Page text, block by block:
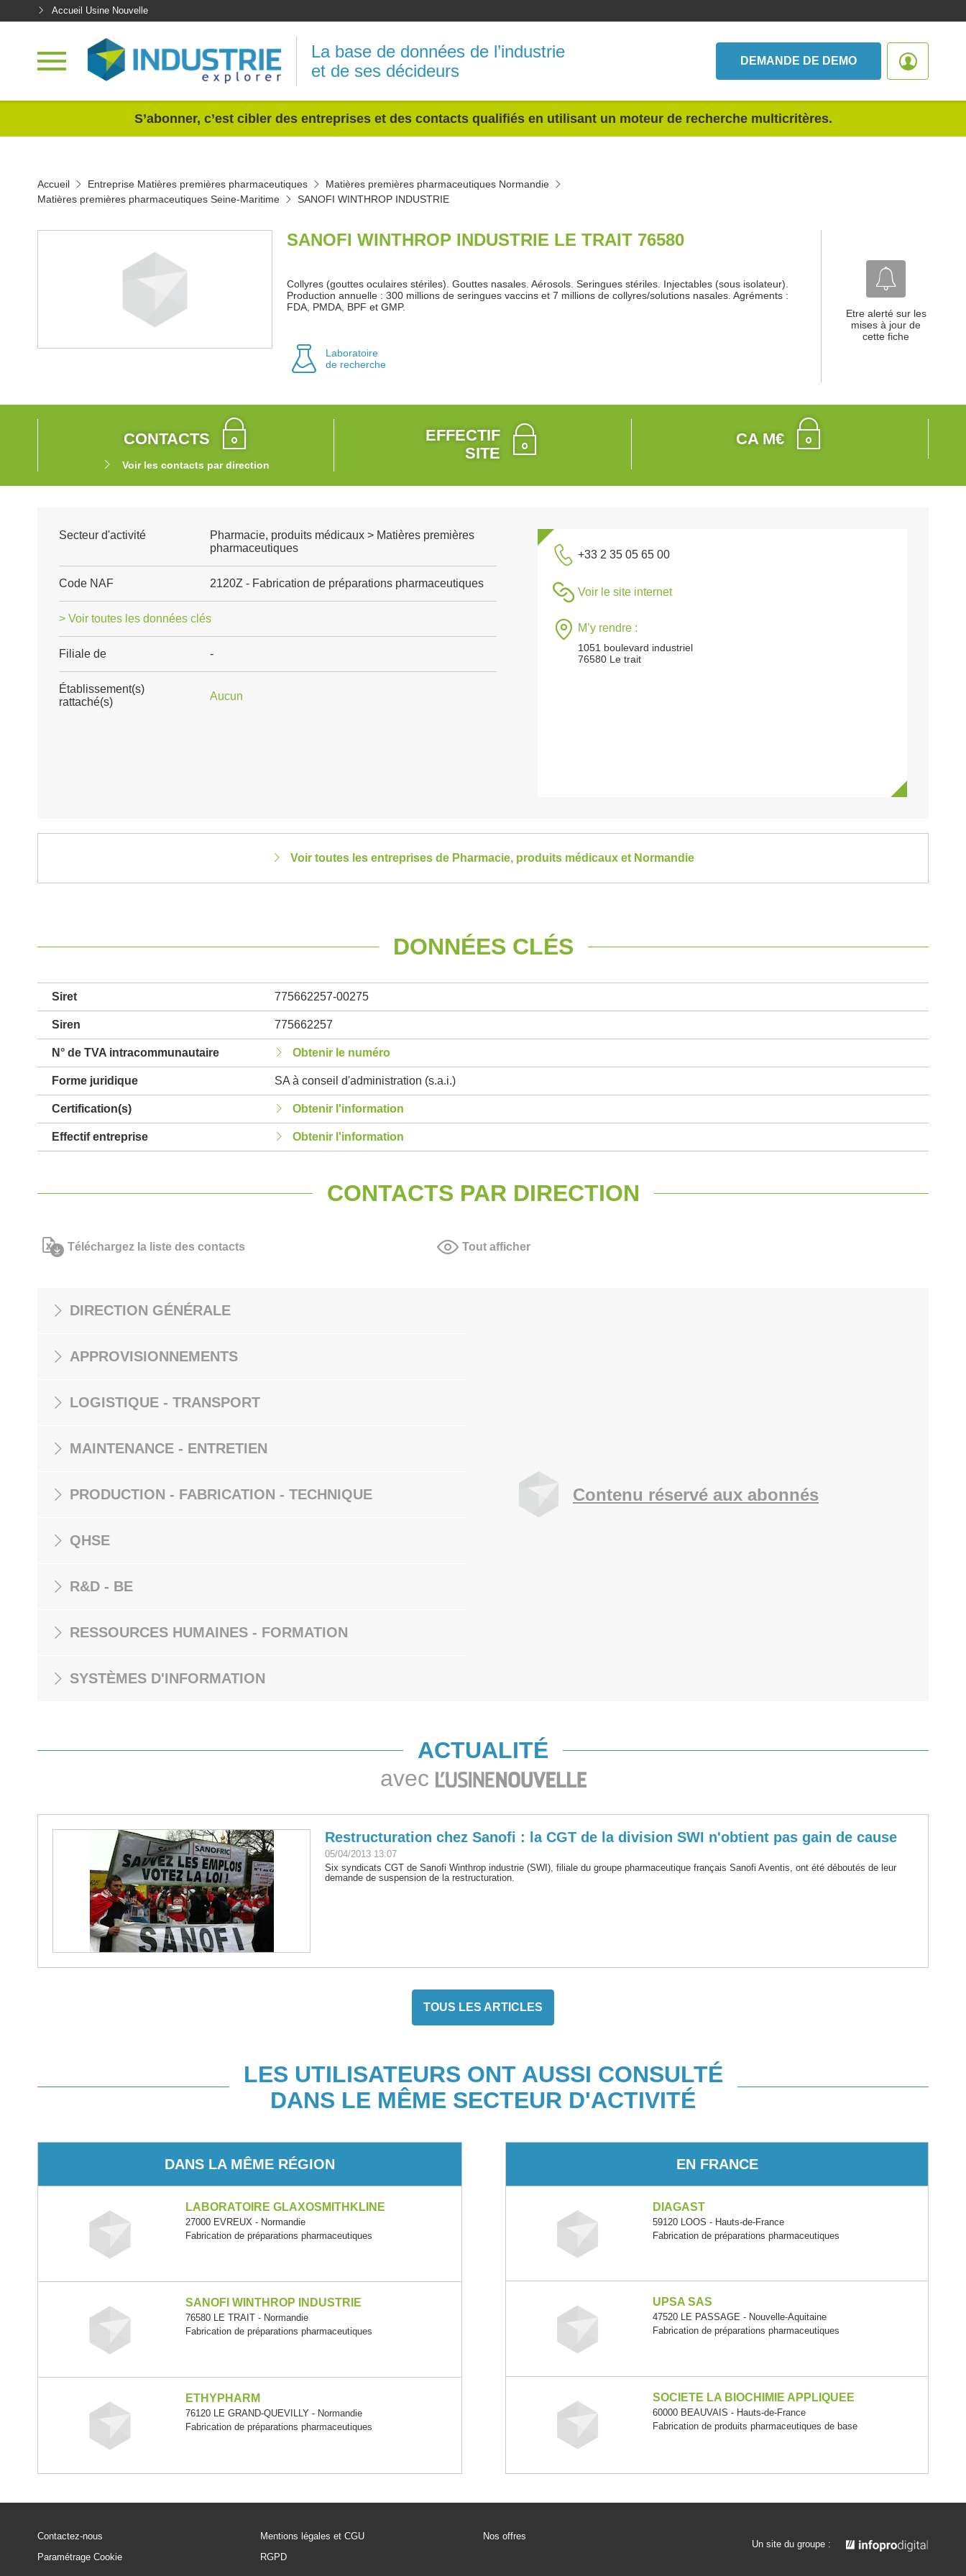
Accueil Usine Nouvelle
La base de données de l’industrie
et de ses décideurs
DEMANDE DE DEMO
S’abonner, c’est cibler des entreprises et des contacts qualifiés en utilisant un moteur de recherche multicritères.
Accueil Entreprise Matières premières pharmaceutiques
Matières premières pharmaceutiques Normandie
Matières premières pharmaceutiques Seine-Maritime
SANOFI WINTHROP INDUSTRIE
SANOFI WINTHROP INDUSTRIE LE TRAIT 76580
Collyres (gouttes oculaires stériles). Gouttes nasales. Aérosols. Seringues stériles. Injectables (sous isolateur).
Production annuelle : 300 millions de seringues vaccins et 7 millions de collyres/solutions nasales. Agréments :
FDA, PMDA, BPF et GMP.
Laboratoire
de recherche
Etre alerté sur les
mises à jour de
cette fiche
CONTACTS
Voir les contacts par direction
EFFECTIF
SITE
CA M€
Secteur d'activité
Pharmacie, produits médicaux > Matières premières
pharmaceutiques
Code NAF 2120Z - Fabrication de préparations pharmaceutiques
> Voir toutes les données clés
Filiale de -
Établissement(s)
rattaché(s)
Aucun
+33 2 35 05 65 00
Voir le site internet
M’y rendre :
1051 boulevard industriel
76580 Le trait
Voir toutes les entreprises de Pharmacie, produits médicaux et Normandie
DONNÉES CLÉS
Siret 775662257-00275
Siren 775662257
N° de TVA intracommunautaire Obtenir le numéro
Forme juridique SA à conseil d'administration (s.a.i.)
Certification(s) Obtenir l'information
Effectif entreprise Obtenir l'information
CONTACTS PAR DIRECTION
Téléchargez la liste des contacts Tout afficher
DIRECTION GÉNÉRALE
APPROVISIONNEMENTS
LOGISTIQUE - TRANSPORT
MAINTENANCE - ENTRETIEN
PRODUCTION - FABRICATION - TECHNIQUE
QHSE
R&D - BE
RESSOURCES HUMAINES - FORMATION
SYSTÈMES D'INFORMATION
Contenu réservé aux abonnés
ACTUALITÉ
avec
Restructuration chez Sanofi : la CGT de la division SWI n'obtient pas gain de cause
05/04/2013 13:07
Six syndicats CGT de Sanofi Winthrop industrie (SWI), filiale du groupe pharmaceutique français Sanofi Aventis, ont été déboutés de leur
demande de suspension de la restructuration.
TOUS LES ARTICLES
LES UTILISATEURS ONT AUSSI CONSULTÉ
DANS LE MÊME SECTEUR D'ACTIVITÉ
DANS LA MÊME RÉGION
LABORATOIRE GLAXOSMITHKLINE
27000 EVREUX - Normandie
Fabrication de préparations pharmaceutiques
SANOFI WINTHROP INDUSTRIE
76580 LE TRAIT - Normandie
Fabrication de préparations pharmaceutiques
ETHYPHARM
76120 LE GRAND-QUEVILLY - Normandie
Fabrication de préparations pharmaceutiques
EN FRANCE
DIAGAST
59120 LOOS - Hauts-de-France
Fabrication de préparations pharmaceutiques
UPSA SAS
47520 LE PASSAGE - Nouvelle-Aquitaine
Fabrication de préparations pharmaceutiques
SOCIETE LA BIOCHIMIE APPLIQUEE
60000 BEAUVAIS - Hauts-de-France
Fabrication de produits pharmaceutiques de base
Contactez-nous
Paramétrage Cookie
Mentions légales et CGU
RGPD
Nos offres
Un site du groupe :